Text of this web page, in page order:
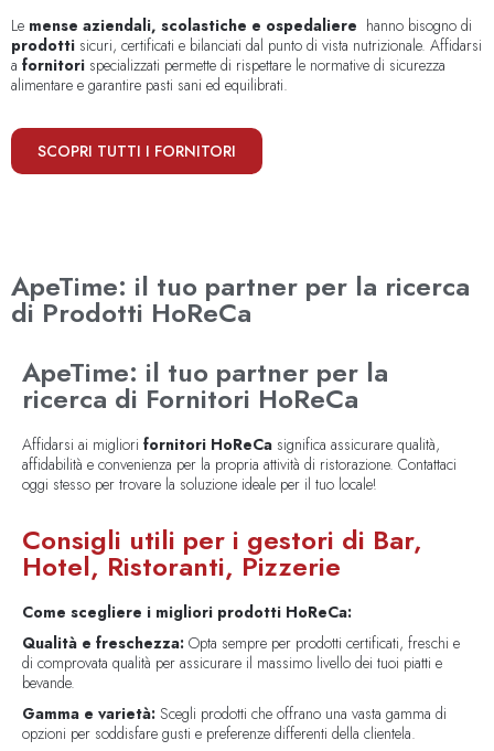
Le mense aziendali, scolastiche e ospedaliere hanno bisogno di
prodotti sicuri, certificati e bilanciati dal punto di vista nutrizionale. Affidarsi
a fornitori specializzati permette di rispettare le normative di sicurezza
alimentare e garantire pasti sani ed equilibrati.
SCOPRI TUTTI I FORNITORI
ApeTime: il tuo partner per la ricerca
di Prodotti HoReCa
ApeTime: il tuo partner per la
ricerca di Fornitori HoReCa
Affidarsi ai migliori fornitori HoReCa significa assicurare qualità,
affidabilità e convenienza per la propria attività di ristorazione. Contattaci
oggi stesso per trovare la soluzione ideale per il tuo locale!
Consigli utili per i gestori di Bar,
Hotel, Ristoranti, Pizzerie
Come scegliere i migliori prodotti HoReCa:
Qualità e freschezza: Opta sempre per prodotti certificati, freschi e
di comprovata qualità per assicurare il massimo livello dei tuoi piatti e
bevande.
Gamma e varietà: Scegli prodotti che offrano una vasta gamma di
opzioni per soddisfare gusti e preferenze differenti della clientela.